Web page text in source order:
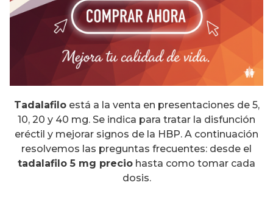
Tadalafiloestá a la venta en presentaciones de 5,
10, 20 y 40 mg. Se indica para tratar la disfunción
eréctil y mejorar signos de la HBP. A continuación
resolvemos las preguntas frecuentes: desde el
tadalafilo 5 mg precio hasta como tomar cada
dosis.
Cialis 5 mg original sin receta en